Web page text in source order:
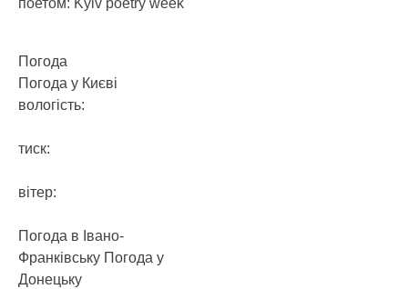
поетом: Kyiv poetry week
Погода
Погода у Києві
вологість:
тиск:
вітер:
Погода в Івано-
Франківську Погода у
Донецьку